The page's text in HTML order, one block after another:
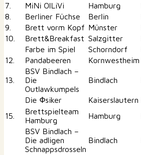
7.
MiNi OlLiVi Hamburg
8.
Berliner Füchse Berlin
9.
Brett vorm Kopf Münster
10.
Brett&Breakfast Salzgitter
Farbe im Spiel
Schorndorf
12.
Pandabeeren Kornwestheim
13.
BSV Bindlach –
Die
Outlawkumpels
Bindlach
Die Фsiker Kaiserslautern
15.
Brettspielteam
Hamburg
Hamburg
BSV Bindlach –
Die adligen
Schnappsdrosseln
Bindlach